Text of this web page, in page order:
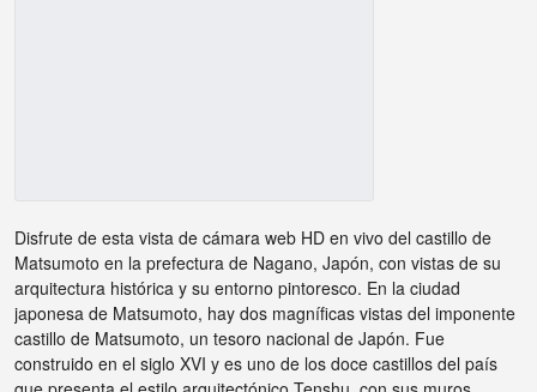
Disfrute de esta vista de cámara web HD en vivo del castillo de
Matsumoto en la prefectura de Nagano, Japón, con vistas de su
arquitectura histórica y su entorno pintoresco. En la ciudad
japonesa de Matsumoto, hay dos magníficas vistas del imponente
castillo de Matsumoto, un tesoro nacional de Japón. Fue
construido en el siglo XVI y es uno de los doce castillos del país